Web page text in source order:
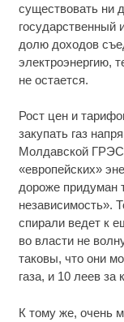
существовать ни
долю доходов
электроэнергию,
не остается.
Рост цен и
закупать газ
Молдавской ГРЭС
«европейских»
дороже придуман
независимость».
спирали ведет к
во власти не
таковы, что они
газа, и 10 леев за
К тому же, очень